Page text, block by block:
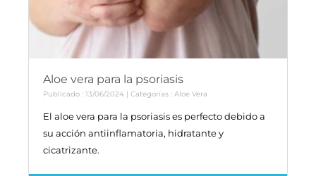
Aloe vera para la psoriasis
Publicado : 13/06/2024 | Categorías : Aloe Vera
El aloe vera para la psoriasis es perfecto debido a
su acción antiinflamatoria, hidratante y
cicatrizante.